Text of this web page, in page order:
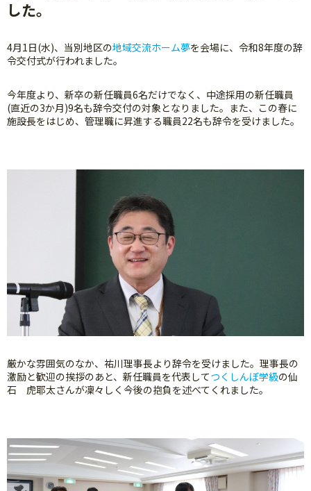
した。
4月1日(水)、当別地区の地域交流ホーム夢を会場に、令和8年度の辞
令交付式が行われました。
今年度より、新卒の新任職員6名だけでなく、中途採用の新任職員
(直近の3か月)9名も辞令交付の対象となりました。また、この春に
施設長をはじめ、管理職に昇進する職員22名も辞令を受けました。
厳かな雰囲気のなか、祐川理事長より辞令を受けました。理事長の
激励と歓迎の挨拶のあと、新任職員を代表してつくしんぼ学級の仙
石 虎耶太さんが凜々しく今後の抱負を述べてくれました。